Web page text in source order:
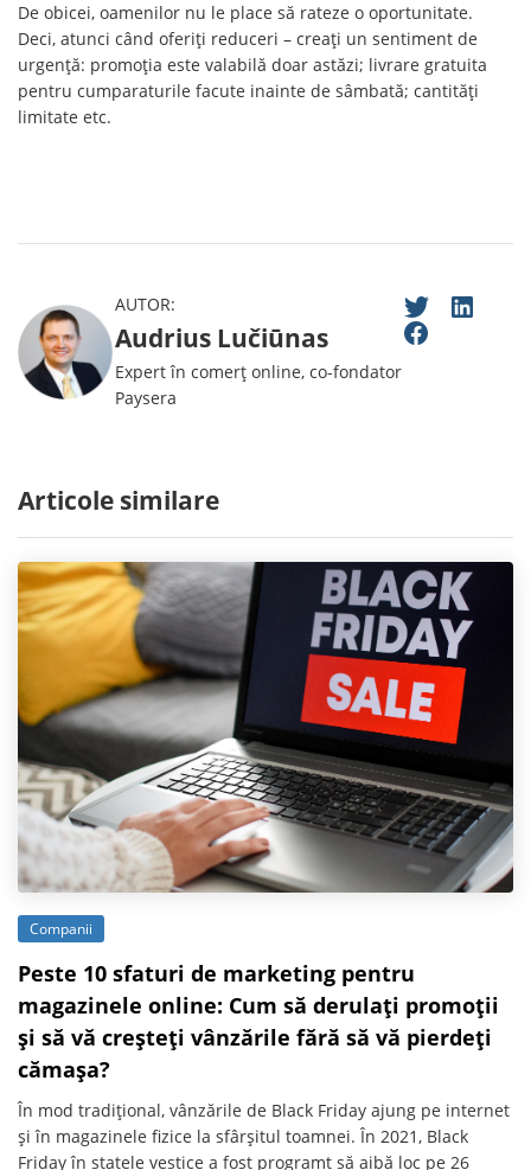
De obicei, oamenilor nu le place să rateze o oportunitate.
Deci, atunci când oferiți reduceri – creați un sentiment de
urgență: promoția este valabilă doar astăzi; livrare gratuita
pentru cumparaturile facute inainte de sâmbată; cantități
limitate etc.
AUTOR:
Audrius Lučiūnas
Expert în comerț online, co-fondator
Paysera
Articole similare
Companii
Peste 10 sfaturi de marketing pentru
magazinele online: Cum să derulați promoții
și să vă creșteți vânzările fără să vă pierdeți
cămașa?
În mod tradițional, vânzările de Black Friday ajung pe internet
și în magazinele fizice la sfârșitul toamnei. În 2021, Black
Friday în statele vestice a fost programt să aibă loc pe 26